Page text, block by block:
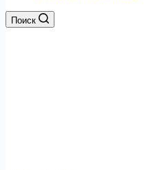
Поиск